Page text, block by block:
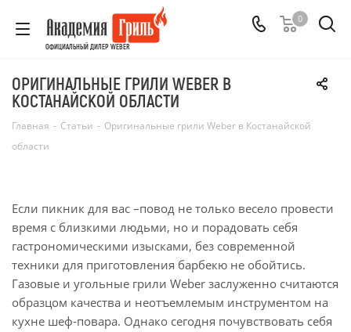
ОФИЦИАЛЬНЫЙ ДИЛЕР WEBER
0
ОРИГИНАЛЬНЫЕ ГРИЛИ WEBER В
КОСТАНАЙСКОЙ ОБЛАСТИ
Главная - Статьи - Оригинальные грили Weber в Костанайской
области
Если пикник для вас –повод не только весело провести
время с близкими людьми, но и порадовать себя
гастрономическими изысками, без современной
техники для приготовления барбекю не обойтись.
Газовые и угольные грили Weber заслуженно считаются
образцом качества и неотъемлемым инструментом на
кухне шеф-повара. Однако сегодня почувствовать себя